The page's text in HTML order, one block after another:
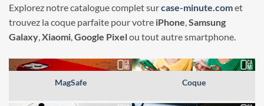
Explorez notre catalogue complet surcase-minute.comet
trouvez la coque parfaite pour votre iPhone Samsung
Galaxy Xiaomi Google Pixelou tout autre smartphone.
MagSafe Coque